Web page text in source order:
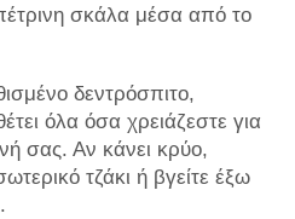
πέτρινη σκάλα μέσα από το
δεντρόσπιτο,
όλα όσα χρειάζεστε για
σας. Αν κάνει κρύο,
τζάκι ή βγείτε έξω